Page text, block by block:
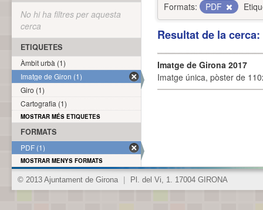
Formats:
PDF
Resultat de la
Imatge de Girona 2017
Imatge única, pòster de
No hi ha filtres per aquesta
cerca
ETIQUETES
Àmbit urbà (1)
Imatge de Giron (1)
Giro (1)
Cartografia (1)
MOSTRAR MÉS ETIQUETES
FORMATS
PDF (1)
MOSTRAR MENYS FORMATS
© 2013 Ajuntament de Girona Pl. del Vi, 1. 17004 GIRONA